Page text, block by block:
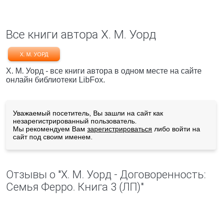
Все книги автора Х. М. Уорд
Х. М. УОРД
Х. М. Уорд - все книги автора в одном месте на сайте
онлайн библиотеки LibFox.
Уважаемый посетитель, Вы зашли на сайт как
незарегистрированный пользователь.
Мы рекомендуем Вам зарегистрироваться либо войти на
сайт под своим именем.
Отзывы о "Х. М. Уорд - Договоренность:
Семья Ферро. Книга 3 (ЛП)"